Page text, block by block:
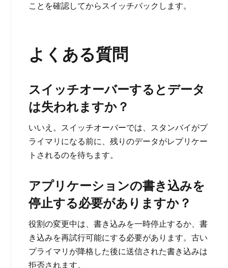
ことを確認してからスイッチバックします。
よくある質問
スイッチオーバーするとデータ
は失われますか？
いいえ。スイッチオーバーでは、スタンバイがプ
ライマリになる前に、残りのデータがレプリケー
トされるのを待ちます。
アプリケーションの書き込みを
停止する必要がありますか？
役割の変更中は、書き込みを一時停止するか、書
き込みを再試行可能にする必要があります。古い
プライマリが降格した後に送信された書き込みは
拒否されます。